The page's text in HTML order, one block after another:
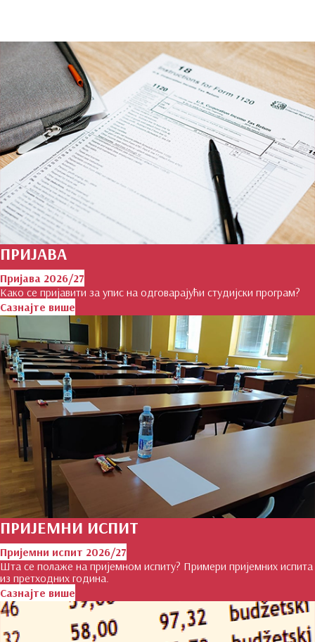
ПРИЈАВА
Пријава 2026/27
Како се пријавити за упис на одговарајући студијски програм?
Сазнајте више
ПРИЈЕМНИ ИСПИТ
Пријемни испит 2026/27
Шта се полаже на пријемном испиту? Примери пријемних испита
из претходних година.
Сазнајте више